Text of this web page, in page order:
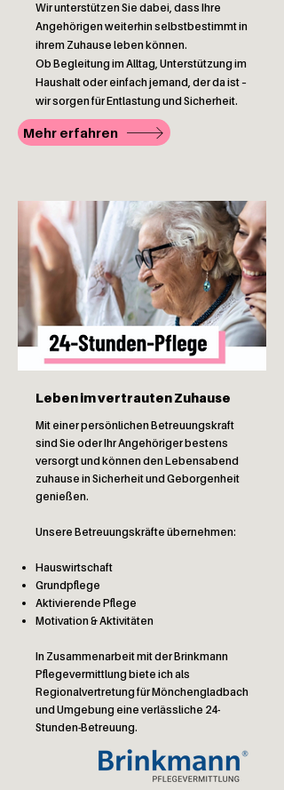
Wir unterstützen Sie dabei, dass Ihre
Angehörigen weiterhin selbstbestimmt in
ihrem Zuhause leben können.
Ob Begleitung im Alltag, Unterstützung im
Haushalt oder einfach jemand, der da ist –
wir sorgen für Entlastung und Sicherheit.
Mehr erfahren
Leben im vertrauten Zuhause
Mit einer persönlichen Betreuungskraft
sind Sie oder Ihr Angehöriger bestens
versorgt und können den Lebensabend
zuhause in Sicherheit und Geborgenheit
genießen.
Unsere Betreuungskräfte übernehmen:
Hauswirtschaft
Grundpflege
Aktivierende Pflege
Motivation & Aktivitäten
In Zusammenarbeit mit derBrinkmann
Pflegevermittlung biete ich als
Regionalvertretung für Mönchengladbach
und Umgebung eine verlässliche 24-
Stunden-Betreuung.